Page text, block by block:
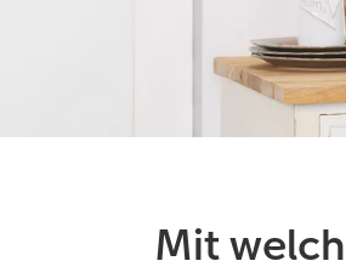
Mit